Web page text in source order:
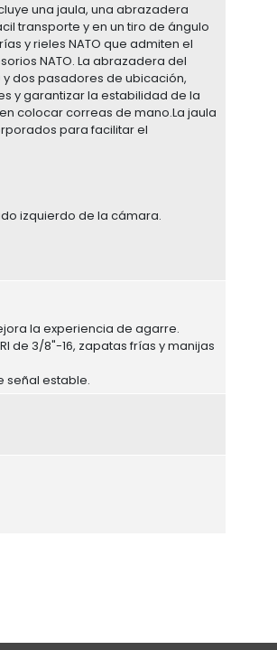
una jaula, una abrazadera
transporte y en un tiro de ángulo
y rieles NATO que admiten el
NATO. La abrazadera del
dos pasadores de ubicación,
y garantizar la estabilidad de la
colocar correas de mano.La jaula
para facilitar el
izquierdo de la cámara.
la experiencia de agarre.
de 3/8"-16, zapatas frías y manijas
señal estable.